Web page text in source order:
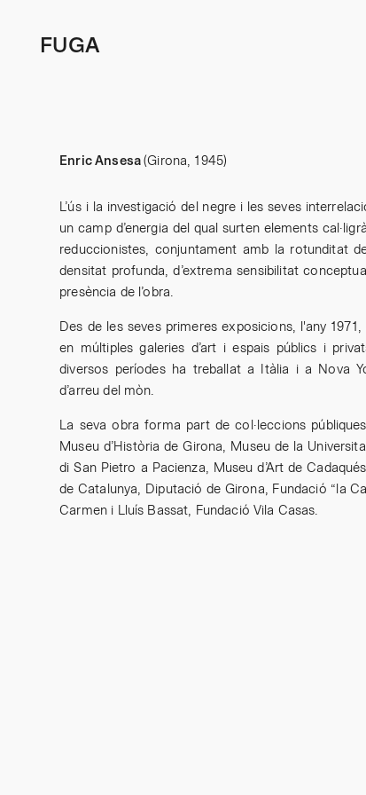
FUGA
Enric Ansesa(Girona, 1945)
L’ús i la investigació del negre i les seves
un camp d’energia del qual surten elements
reduccionistes, conjuntament amb la rotunditat
densitat profunda, d’extrema sensibilitat
presència de l’obra.
Des de les seves primeres exposicions, l'any
en múltiples galeries d’art i espais públics i
diversos períodes ha treballat a Itàlia i a Nova
d’arreu del mòn.
La seva obra forma part de col·leccions
Museu d’Història de Girona, Museu de la
di San Pietro a Pacienza, Museu d’Art de
de Catalunya, Diputació de Girona, Fundació “la
Carmen i Lluís Bassat, Fundació Vila Casas.